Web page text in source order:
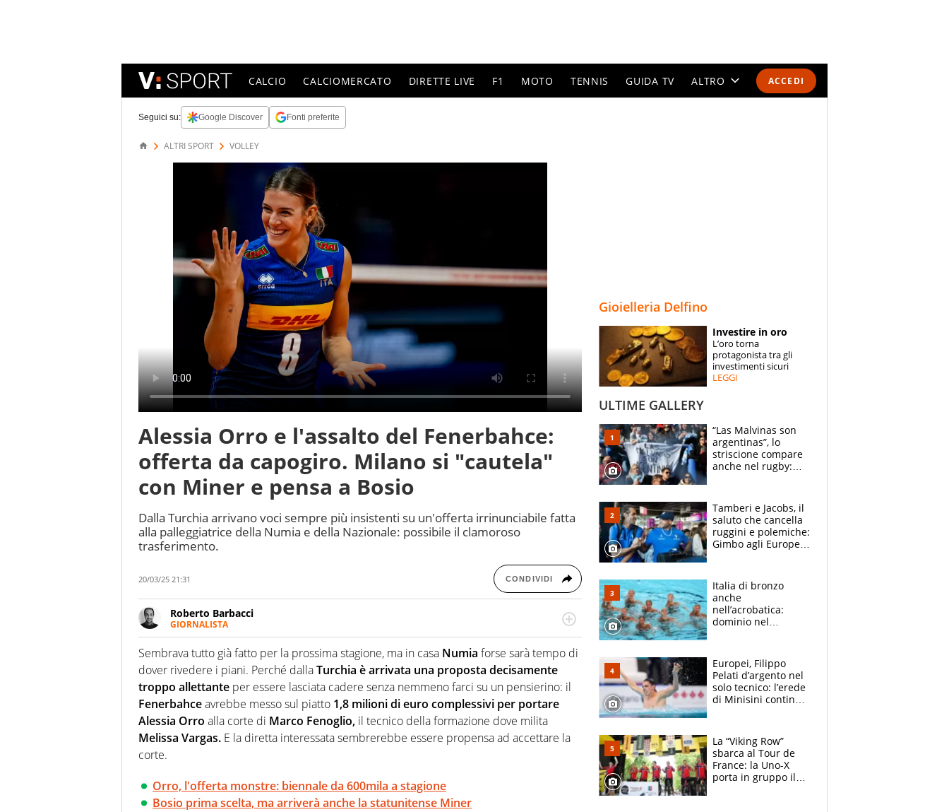
ACCEDI
CALCIO CALCIOMERCATO DIRETTE LIVE F1 MOTO TENNIS GUIDA TV ALTRO
SPECIALI
ESPERTI
Seguici su: Google Discover Fonti preferite
ALTRI SPORT VOLLEY
Alessia Orro e l'assalto del Fenerbahce:
offerta da capogiro. Milano si "cautela"
con Miner e pensa a Bosio
Dalla Turchia arrivano voci sempre più insistenti su un'offerta irrinunciabile fatta
alla palleggiatrice della Numia e della Nazionale: possibile il clamoroso
trasferimento.
20/03/25 21:31 CONDIVIDI
Roberto Barbacci
GIORNALISTA
Giornalista (pubblicista) sportivo a tutto campo, è il tuttologo di Virgilio Sport. Provate a
chiedergli di boxe, di scherma, di volley o di curling: ve ne farà innamorare
Sembrava tutto già fatto per la prossima stagione, ma in casa Numia forse sarà tempo di
dover rivedere i piani. Perché dallaTurchia è arrivata una proposta decisamente
troppo allettante per essere lasciata cadere senza nemmeno farci su un pensierino: il
Fenerbahceavrebbe messo sul piatto 1,8 milioni di euro complessivi per portare
Alessia Orro alla corte di Marco Fenoglio, il tecnico della formazione dove milita
Melissa Vargas. E la diretta interessata sembrerebbe essere propensa ad accettare la
corte.
Orro, l'offerta monstre: biennale da 600mila a stagione
Bosio prima scelta, ma arriverà anche la statunitense Miner
Gioielleria Delfino
Investire in oro
L’oro torna
protagonista tra gli
investimenti sicuri
LEGGI
ULTIME GALLERY
“Las Malvinas son
argentinas”, lo
striscione compare
anche nel rugby:
un caso
Tamberi e Jacobs, il
saluto che cancella
ruggini e polemiche:
Gimbo agli Europei
Italia di bronzo
anche
nell’acrobatica:
dominio nel
e compagni
continuare
Europei, Filippo
Pelati d’argento nel
solo tecnico: l’erede
di Minisini continua
mirino
La “Viking Row”
sbarca al Tour de
France: la Uno-X
porta in gruppo il